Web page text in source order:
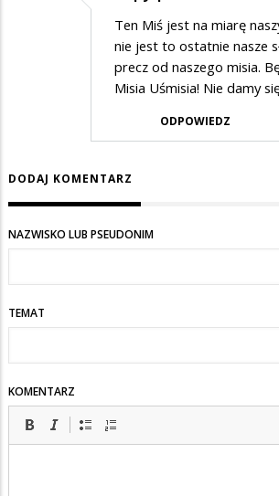
Ten Miś jest na miarę
nie jest to ostatnie nasze
precz od naszego misia.
Misia Uśmisia! Nie damy
ODPOWIEDZ
DODAJ KOMENTARZ
NAZWISKO LUB PSEUDONIM
TEMAT
KOMENTARZ